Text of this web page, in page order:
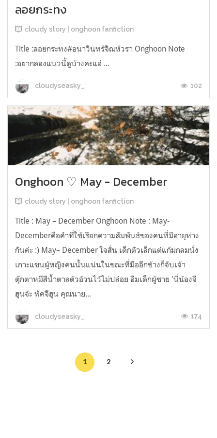
ลอยกระทง
cloudy story | onghoon fanfiction
Title :ลอยกระทง#อนาวินทร์จิณห์วรา Onghoon Note
:อยากลองแนวนี้ดูบ้างค่ะแฮ่ ...
cloudyseasky_ 102
Onghoon ♡ May - December
cloudy story | onghoon fanfiction
Title : May – December Onghoon Note : May-
Decemberคือคำที่ใช้เรียกความสัมพันธ์ของคนที่มีอายุห่าง
กันค่ะ :) May– December ใจสั่น เด็กตัวเล็กแต่แก้มกลมนั่ง
เกาะแขนผู้หญิงคนนั้นแน่นในขณะที่มืออีกข้างก็จับเจ้า
ตุ๊กตาหมีสีน้ำตาลตัวอ้วนไว้ไม่ปล่อย อืมเด็กผู้ชาย 'นี่น้องจี
ฮุนจ้ะ พัคจีฮุน คุณนาย...
cloudyseasky_ 174
1 2